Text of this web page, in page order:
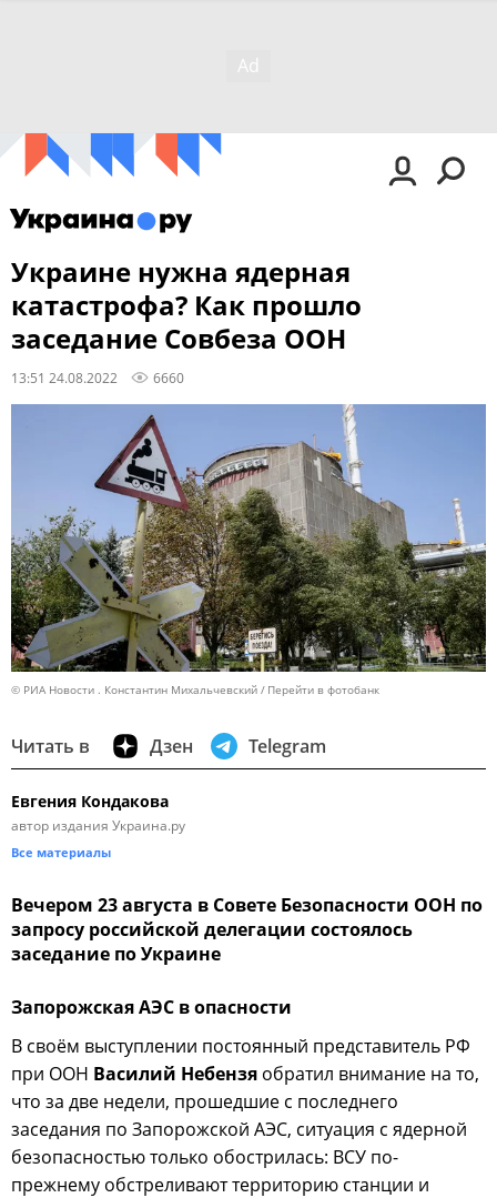
Украине нужна ядерная
катастрофа? Как прошло
заседание Совбеза ООН
13:51 24.08.2022 6660
© РИА Новости . Константин Михальчевский Перейти в фотобанк
Читать в Дзен Telegram
Евгения Кондакова
автор издания Украина.ру
Все материалы
Вечером 23 августа в Совете Безопасности ООН по
запросу российской делегации состоялось
заседание по Украине
Запорожская АЭС в опасности
В своём выступлении постоянный представитель РФ
при ООН Василий Небензя обратил внимание на то,
что за две недели, прошедшие с последнего
заседания по Запорожской АЭС, ситуация с ядерной
безопасностью только обострилась: ВСУ по-
прежнему обстреливают территорию станции и